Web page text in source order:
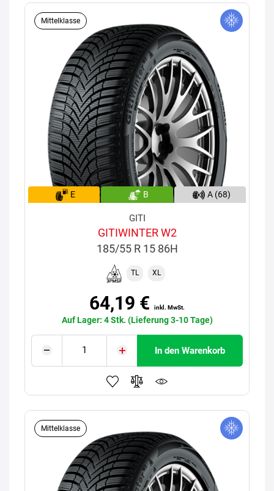
Mittelklasse
E B A (68)
GITI
GITIWINTER W2
185/55 R 15 86H
TL XL
64,19 € inkl. MwSt.
Auf Lager: 4 Stk. (Lieferung 3-10 Tage)
In den Warenkorb
Mittelklasse